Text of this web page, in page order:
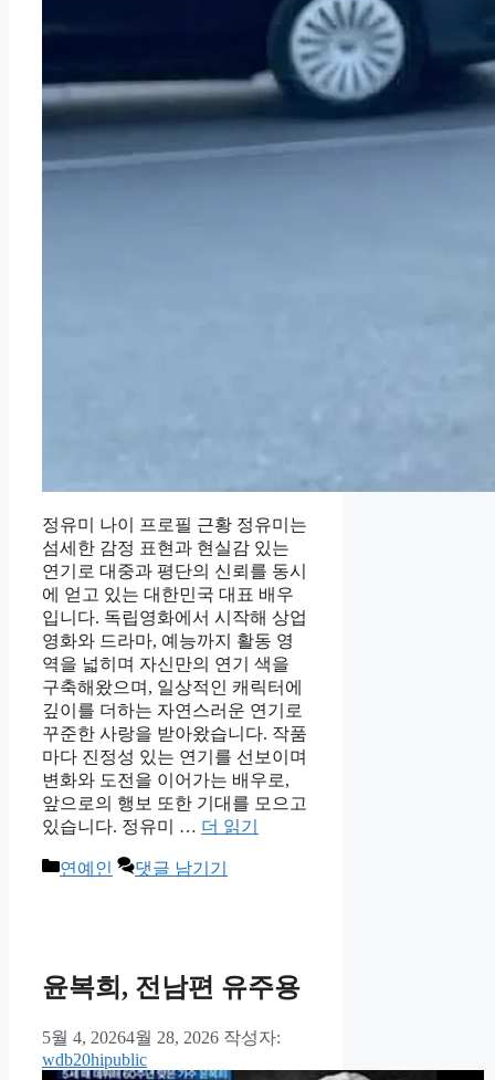
정유미 나이 프로필 근황 정유미는
섬세한 감정 표현과 현실감 있는
연기로 대중과 평단의 신뢰를 동시
에 얻고 있는 대한민국 대표 배우
입니다. 독립영화에서 시작해 상업
영화와 드라마, 예능까지 활동 영
역을 넓히며 자신만의 연기 색을
구축해왔으며, 일상적인 캐릭터에
깊이를 더하는 자연스러운 연기로
꾸준한 사랑을 받아왔습니다. 작품
마다 진정성 있는 연기를 선보이며
변화와 도전을 이어가는 배우로,
앞으로의 행보 또한 기대를 모으고
있습니다. 정유미 … 더 읽기
카
연예인 댓글 남기기
윤복희, 전남편 유주용
5월 4, 20264월 28, 2026 작성자:
wdb20hipublic